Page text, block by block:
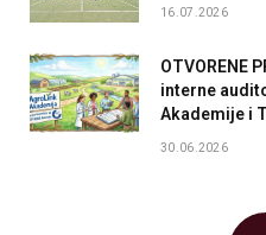
16.07.2026
OTVORENE
interne
Akademije i
30.06.2026